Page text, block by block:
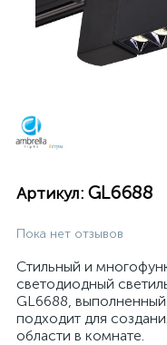
Артикул: GL6688
Пока нет отзывов
Стильный и
светодиодный
GL6688,
подходит для
области в комнате.